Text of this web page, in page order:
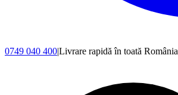
0749 040 400|Livrare rapidă în toată România